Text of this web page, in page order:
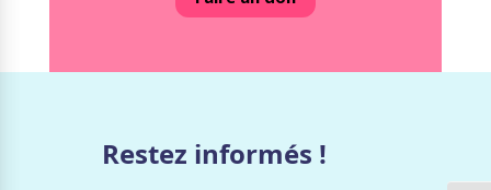
Restez informés !